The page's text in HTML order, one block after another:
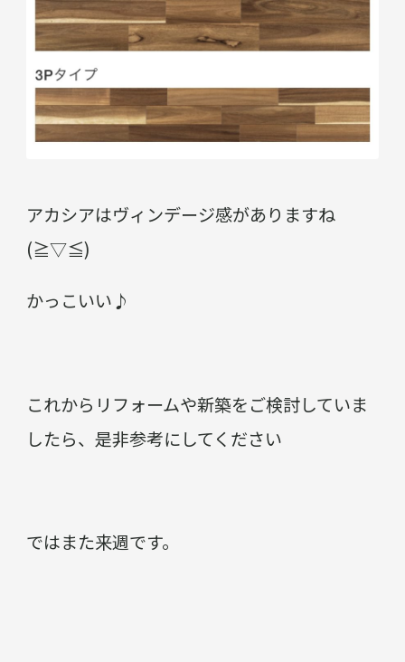
アカシアはヴィンデージ感がありますね
(≧▽≦)
かっこいい♪
これからリフォームや新築をご検討していま
したら、是非参考にしてください
ではまた来週です。